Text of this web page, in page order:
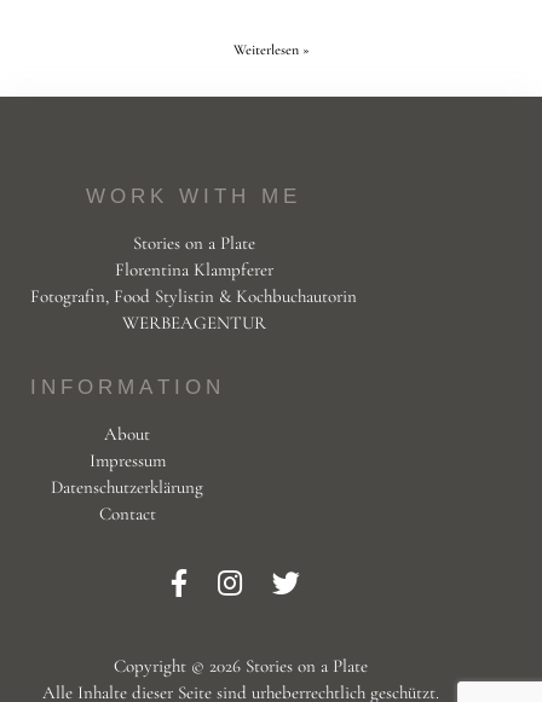
Weiterlesen »
WORK WITH ME
Stories on a Plate
Florentina Klampferer
Fotografin, Food Stylistin & Kochbuchautorin
WERBEAGENTUR
INFORMATION
About
Impressum
Datenschutzerklärung
Contact
Copyright © 2026 Stories on a Plate
Alle Inhalte dieser Seite sind urheberrechtlich geschützt.